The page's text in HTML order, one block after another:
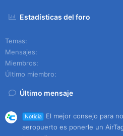
Estadísticas del foro
Temas
Mensajes
Miembros
Último miembro
Último mensaje
Noticia
El mejor consejo para
aeropuerto es ponerle un